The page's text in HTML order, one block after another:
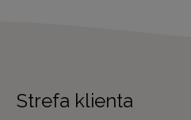
Strefa klienta